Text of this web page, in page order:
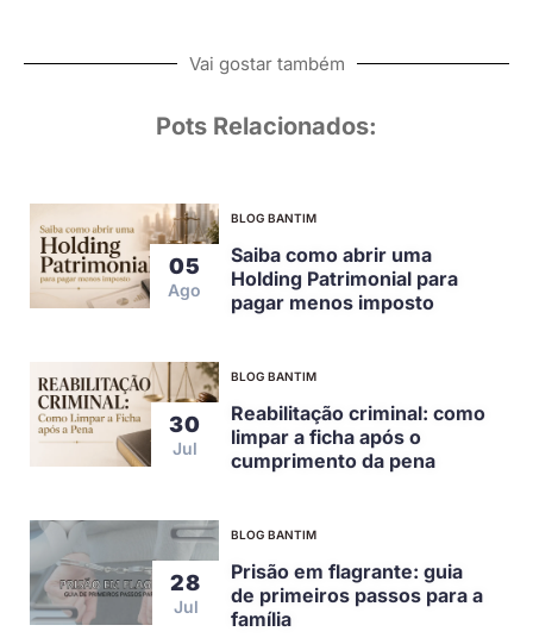
Vai gostar também
Pots Relacionados:
05
Ago
BLOG BANTIM
Saiba como abrir uma
Holding Patrimonial para
pagar menos imposto
30
Jul
BLOG BANTIM
Reabilitação criminal: como
limpar a ficha após o
cumprimento da pena
28
Jul
BLOG BANTIM
Prisão em flagrante: guia
de primeiros passos para a
família